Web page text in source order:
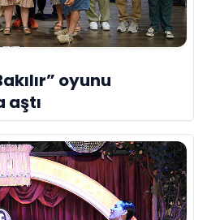
oyunu
aştı